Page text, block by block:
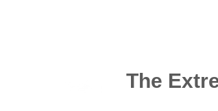
The